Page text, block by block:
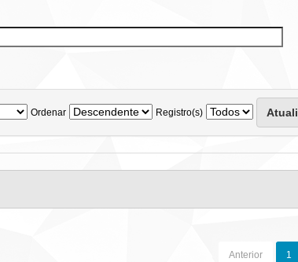
Ordenar Registro(s)
Anterior 1